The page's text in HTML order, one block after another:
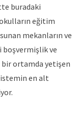
buradaki
eğitim
mekanların ve
boşvermişlik ve
ortamda yetişen
en alt